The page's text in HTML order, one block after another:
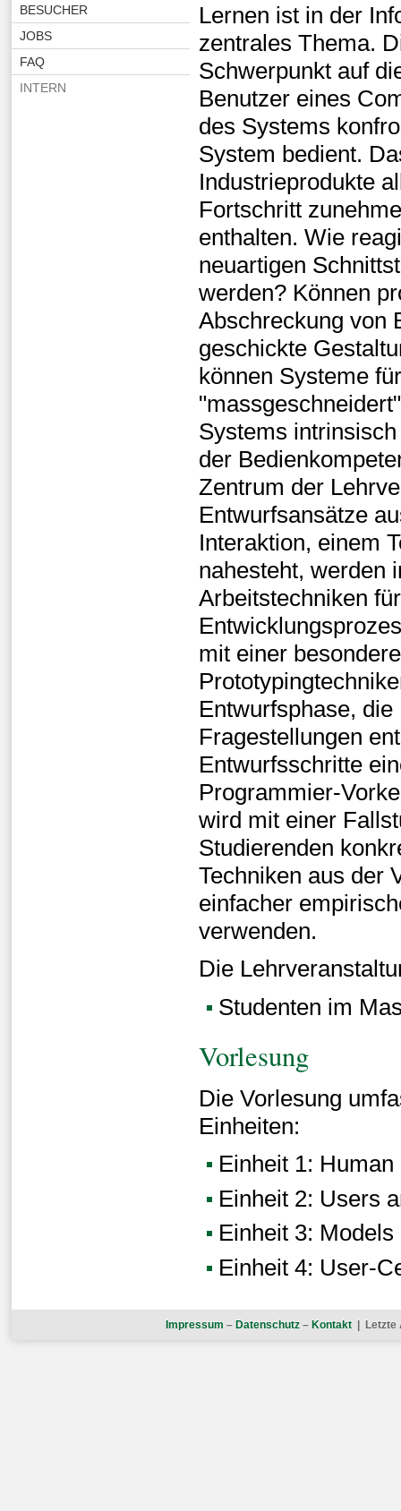
BESUCHER
JOBS
FAQ
INTERN
Lernen ist in der
zentrales Thema.
Schwerpunkt auf
Benutzer eines
des Systems
System bedient.
Industrieprodukte
Fortschritt
enthalten. Wie
neuartigen
werden? Können
Abschreckung von
geschickte
können Systeme
Systems
der
Zentrum der
Entwurfsansätze
Interaktion, einem
nahesteht, werden
Arbeitstechniken
mit einer
Entwurfsphase,
Fragestellungen
Entwurfsschritte
Programmier-
wird mit einer
Studierenden
Techniken aus der
einfacher
verwenden.
Die
Studenten im
Vorlesung
Die Vorlesung
Einheiten:
Einheit 1:
Einheit 2: Users
Einheit 3:
Einheit 4: User-
Impressum – Datenschutz– Kontakt| Letzte